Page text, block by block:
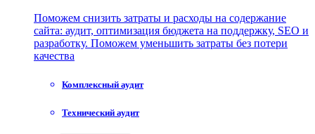
Поможем снизить затраты и расходы на содержание
сайта: аудит, оптимизация бюджета на поддержку, SEO и
разработку. Поможем уменьшить затраты без потери
качества
Комплексный аудит
Технический аудит